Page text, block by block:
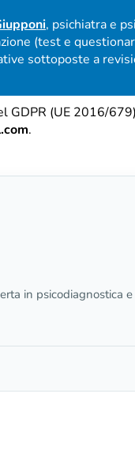
, psichiatra e
(test e
sottoposte a
(UE 2016/
.
in psicodiagnostica